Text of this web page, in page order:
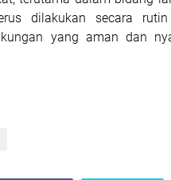
dilakukan secara
yang aman dan